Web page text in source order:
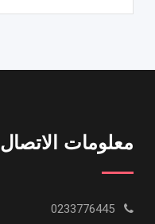
معلومات الاتصال
0233776445